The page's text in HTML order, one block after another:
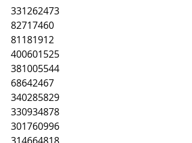
331262473
82717460
81181912
400601525
381005544
68642467
340285829
330934878
301760996